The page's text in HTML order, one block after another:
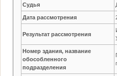
Судья
Дата рассмотрения
Результат рассмотрения
Номер здания, название
обособленного
подразделения